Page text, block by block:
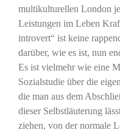
multikulturellen London
Leistungen im Leben
introvert“ ist keine
darüber, wie es ist, nun
Es ist vielmehr wie eine
Sozialstudie über die
die man aus dem
dieser Selbstläuterung
ziehen, von der normale